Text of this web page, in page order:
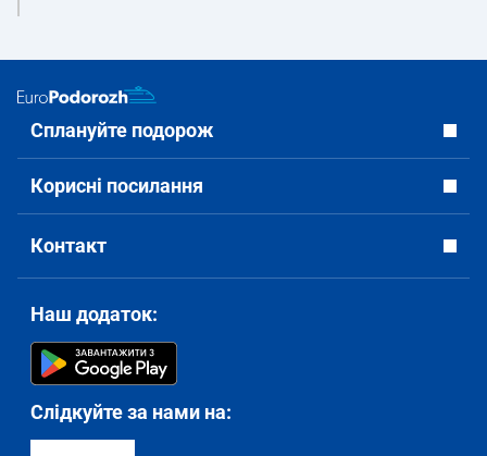
Сплануйте подорож
Корисні посилання
Контакт
Наш додаток:
Слідкуйте за нами на: